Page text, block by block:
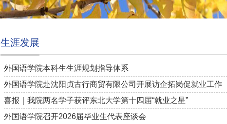
生涯发展
外国语学院本科生生涯规划指导体系
外国语学院赴沈阳贞古行商贸有限公司开展访企拓岗促就业工作
喜报｜我院两名学子获评东北大学第十四届“就业之星”
外国语学院召开2026届毕业生代表座谈会